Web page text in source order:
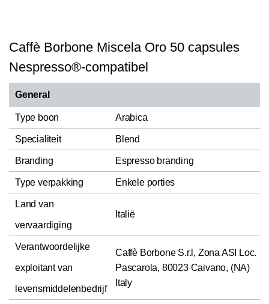
Caffè Borbone Miscela Oro 50 capsules
Nespresso®-compatibel
General
Type boon Arabica
Specialiteit Blend
Branding Espresso branding
Type verpakking Enkele porties
Land van
vervaardiging
Italië
Verantwoordelijke
exploitant van
levensmiddelenbedrijf
Caffè Borbone S.r.l, Zona ASI Loc.
Pascarola, 80023 Caivano, (NA)
Italy